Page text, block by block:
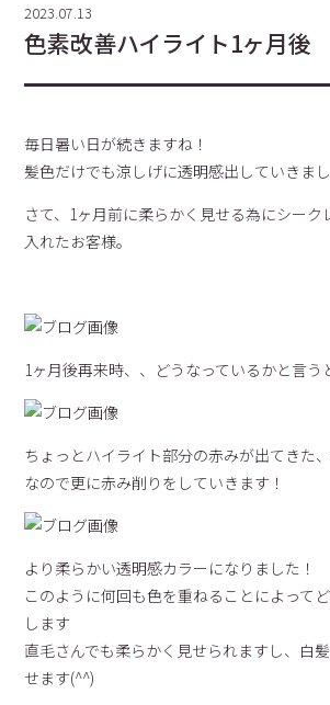
2023.07.13
色素改善ハイライト1ヶ月後
毎日暑い日が続きますね！
髪色だけでも涼しげに透明感出していきまし
さて、1ヶ月前に柔らかく見せる為にシーク
入れたお客様。
1ヶ月後再来時、、どうなっているかと言う
ちょっとハイライト部分の赤みが出てきた
なので更に赤み削りをしていきます！
より柔らかい透明感カラーになりました！
このように何回も色を重ねることによって
します
直毛さんでも柔らかく見せられますし、白
せます(^^)